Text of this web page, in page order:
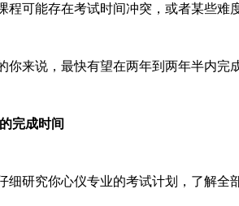
可能存在考试时间冲突，或者某些难
来说，最快有望在两年到两年半内完成
完成时间
研究你心仪专业的考试计划，了解全部